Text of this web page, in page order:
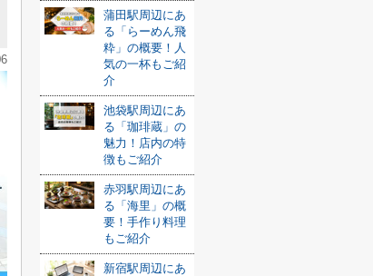
蒲田駅周辺にあ
る「らーめん飛
粋」の概要！人
気の一杯もご紹
介
池袋駅周辺にあ
る「珈琲蔵」の
魅力！店内の特
徴もご紹介
赤羽駅周辺にあ
る「海里」の概
要！手作り料理
もご紹介
新宿駅周辺にあ